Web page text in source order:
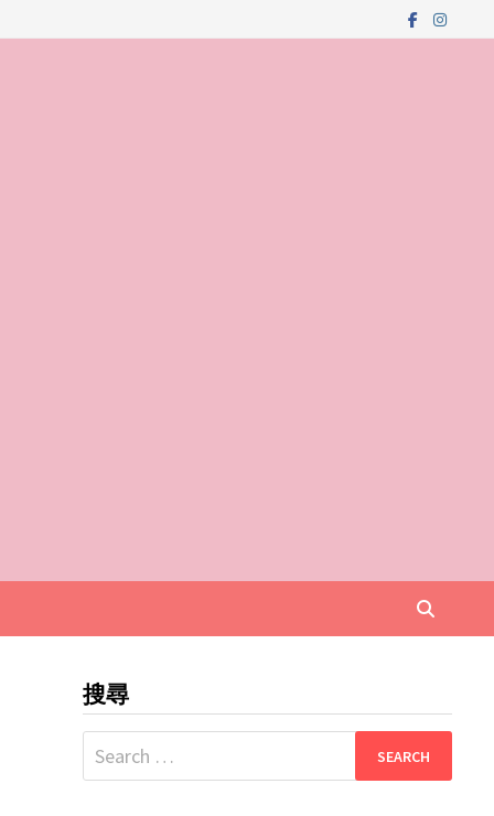
搜尋
Search
for: